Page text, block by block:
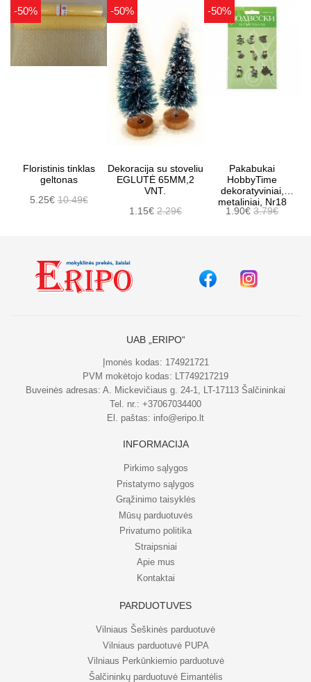
-50%
Floristinis tinklas
geltonas
5.25€10.49€
-50%
Dekoracija su stoveliu
EGLUTĖ 65MM,2
VNT.
1.15€ 2.29€
-50%
Pakabukai
HobbyTime
dekoratyviniai,
metaliniai, Nr18
1.90€3.79€
UAB „ERIPO“
Įmonės kodas: 174921721
PVM mokėtojo kodas: LT749217219
Buveinės adresas: A. Mickevičiaus g. 24-1, LT-17113 Šalčininkai
Tel. nr.: +37067034400
El. paštas: info@eripo.lt
INFORMACIJA
Pirkimo sąlygos
Pristatymo sąlygos
Grąžinimo taisyklės
Mūsų parduotuvės
Privatumo politika
Straipsniai
Apie mus
Kontaktai
PARDUOTUVĖS
Vilniaus Šeškinės parduotuvė
Vilniaus parduotuvė PUPA
Vilniaus Perkūnkiemio parduotuvė
Šalčininkų parduotuvė Eimantėlis